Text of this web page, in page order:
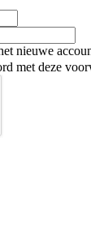
nieuwe
met deze